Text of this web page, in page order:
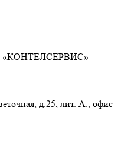
«КОНТЕЛСЕРВИС»
д.25, лит. А., офис